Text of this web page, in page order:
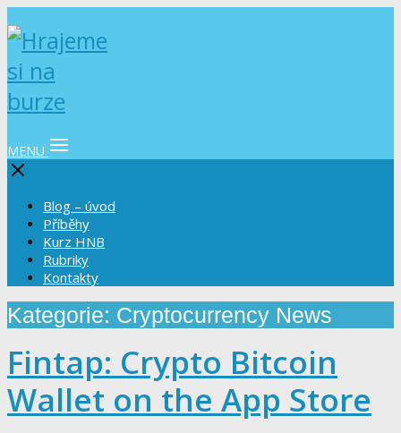
MENU
Blog – úvod
Příběhy
Kurz HNB
Rubriky
Kontakty
Kategorie: Cryptocurrency News
‎Fintap: Crypto Bitcoin
Wallet on the App Store